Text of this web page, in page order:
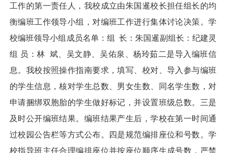
工作的第一责任人，我校成立由朱国暹校长担任组长的均
衡编班工作领导小组，对编班工作进行集体讨论决策。学
校编班领导小组成员名单：组 长：朱国暹副组长：纪建灵
组 员：林 斌、吴文静、吴佑泉、杨玲茹二是导入编班信
息。我校按照操作指南要求，填写、校对、导入参与编班
的学生信息，核对学生总数、男女生数、同名学生数，对
申请捆绑双胞胎的学生做好标记，并设置班级总数。三是
及时公开编班结果。编班结果产生后，学校在第一时间通
过校园公告栏等方式公布。四是规范编排座位和号数。学
校指导班主任合理编排座位并按座位顺序生成号数，严禁